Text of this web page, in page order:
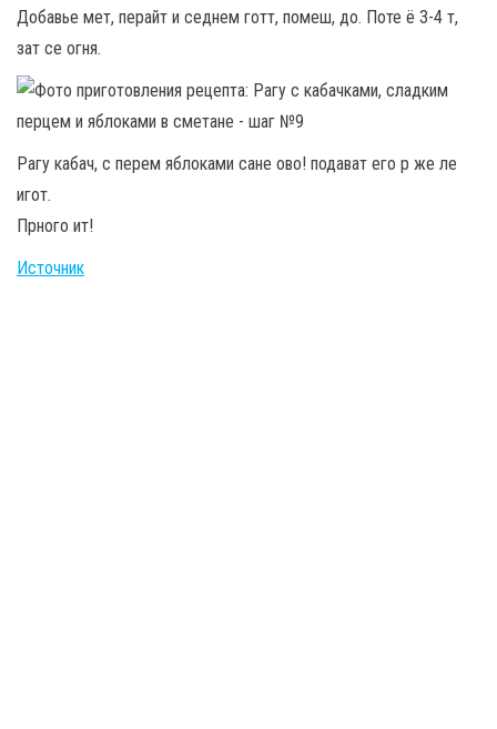
Добавье мет, перайт и седнем готт, помеш, до. Поте ё 3-4 т,
зат се огня.
Рагу кабач, с перем яблоками сане ово! подават его р же ле
игот.
Прного ит!
Источник